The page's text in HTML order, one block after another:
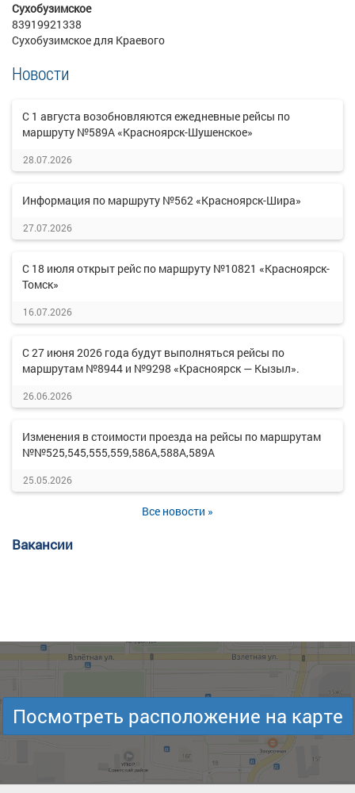
Сухобузимское
83919921338
Сухобузимское для Краевого
Новости
С 1 августа возобновляются ежедневные рейсы по
маршруту №589А «Красноярск-Шушенское»
28.07.2026
Информация по маршруту №562 «Красноярск-Шира»
27.07.2026
С 18 июля открыт рейс по маршруту №10821 «Красноярск-
Томск»
16.07.2026
С 27 июня 2026 года будут выполняться рейсы по
маршрутам №8944 и №9298 «Красноярск — Кызыл».
26.06.2026
Изменения в стоимости проезда на рейсы по маршрутам
№№525,545,555,559,586А,588А,589А
25.05.2026
Все новости »
Вакансии
Посмотреть расположение на карте